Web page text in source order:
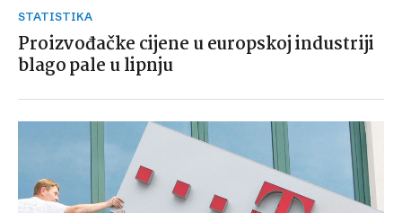
STATISTIKA
Proizvođačke cijene u europskoj industriji
blago pale u lipnju